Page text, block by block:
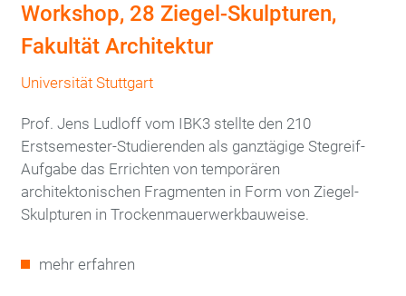
Workshop, 28 Ziegel-Skulpturen,
Fakultät Architektur
Universität Stuttgart
Prof. Jens Ludloff vom IBK3 stellte den 210
Erstsemester-Studierenden als ganztägige Stegreif-
Aufgabe das Errichten von temporären
architektonischen Fragmenten in Form von Ziegel-
Skulpturen in Trockenmauerwerkbauweise.
mehr erfahren